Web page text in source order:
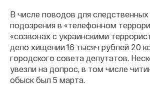
В числе поводов для
подозрения в «телефонном
«созвонах с украинскими
дело хищении 16 тысяч рублей 20
городского совета депутатов.
увезли на допрос, в том числе
обыск был 5 марта.